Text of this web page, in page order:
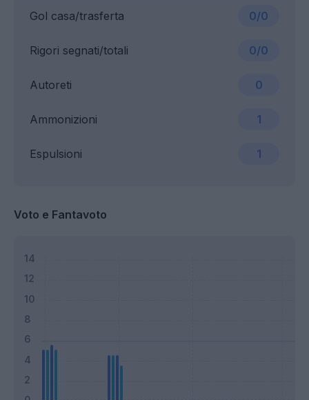
Gol casa/trasferta 0/0
Ammonizioni 1
Rigori segnati/totali 0/0
Espulsioni 1
Autoreti 0
Voto e Fantavoto